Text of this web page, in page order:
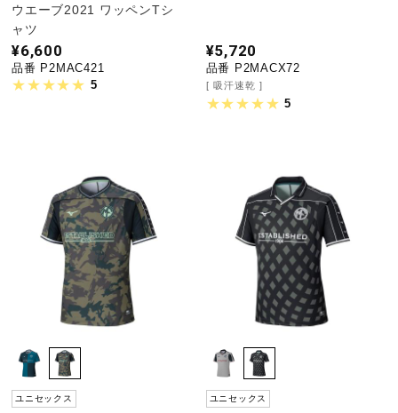
ウエーブ2021 ワッペンTシ
ャツ
¥6,600
品番 P2MAC421
5
¥5,720
品番 P2MACX72
吸汗速乾
5
ユニセックス ユニセックス